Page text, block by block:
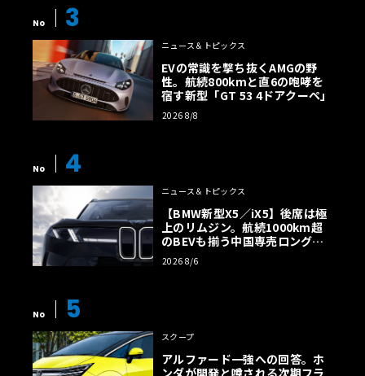
EV化によって重量が増すことで、オフロード性能に悪影響
つの独立したモーターを持つ「クアッドモーター」システ
ムを採用し、各ホイールを個別に制御することで、従来以
上のトラクション性能を実現。さらに、EVならではのメリ
ットとして静粛性の向上も挙げられます。Gクラスといえ
ン音が魅力のひとつでしたが、G580では静寂の中でオフロ
ード走行を楽しむことができ、自然との一体感がこれまで
以上に感じられるという、ここでも新たな価値を生みだし
ているのです。
No 3
ニュース＆トピックス
EVの常識を撃ち抜くAMGの野
性。航続800kmと直6の咆哮を
宿す新型「GT 53 4ドアクーペ」
2026 8/8
No 4
ニュース＆トピックス
【BMW新型X5／iX5】後席は極
上のリムジン。航続1000km超
のBEVも揃う中国専売ロング仕
様の全貌
2026 8/6
No 5
スクープ
アルファード一強への回答。ホ
ンダが開発と噂される次期フラ